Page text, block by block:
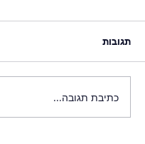
תגובות
כתיבת תגובה...